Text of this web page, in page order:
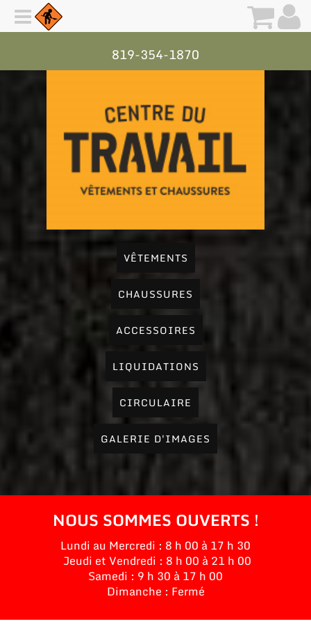
819-354-1870
VÊTEMENTS
CHAUSSURES
ACCESSOIRES
LIQUIDATIONS
CIRCULAIRE
GALERIE D'IMAGES
NOUS SOMMES OUVERTS !
Lundi au Mercredi : 8 h 00 à 17 h 30
Jeudi et Vendredi : 8 h 00 à 21 h 00
Samedi : 9 h 30 à 17 h 00
Dimanche : Fermé